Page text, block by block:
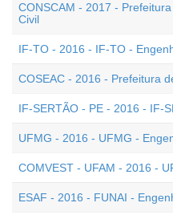
CONSCAM - 2017 -
Civil
IF-TO - 2016 - IF-TO -
COSEAC - 2016 - Prefeitura
IF-SERTÃO - PE - 2016 - IF-
UFMG - 2016 - UFMG -
COMVEST - UFAM - 2016 -
ESAF - 2016 - FUNAI -